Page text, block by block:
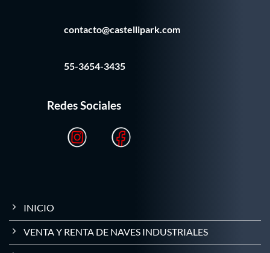
contacto@castellipark.com
55-3654-3435
Redes Sociales
INICIO
VENTA Y RENTA DE NAVES INDUSTRIALES